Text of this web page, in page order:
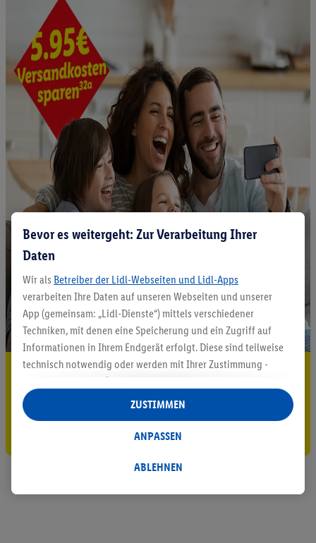
5.95 € Versand sparen³²ᵃ
Gutschein sichern!
Bevor es weitergeht: Zur Verarbeitung Ihrer
Daten
Wir als Betreiber der Lidl-Webseiten und Lidl-Apps
verarbeiten Ihre Daten auf unseren Webseiten und unserer
App (gemeinsam: „Lidl-Dienste“) mittels verschiedener
Techniken, mit denen eine Speicherung und ein Zugriff auf
Informationen in Ihrem Endgerät erfolgt. Diese sind teilweise
technisch notwendig oder werden mit Ihrer Zustimmung -
auch durch Partner (u.a.
Verantwortliche; im Zusammenhang mit dem IAB TCF
insgesamt
Statistik-Erstellung oder für personalisierte Werbung
Datenverarbeitungen für personalisierte Werbung werden
ABLEHNEN
ANPASSEN
ZUSTIMMEN